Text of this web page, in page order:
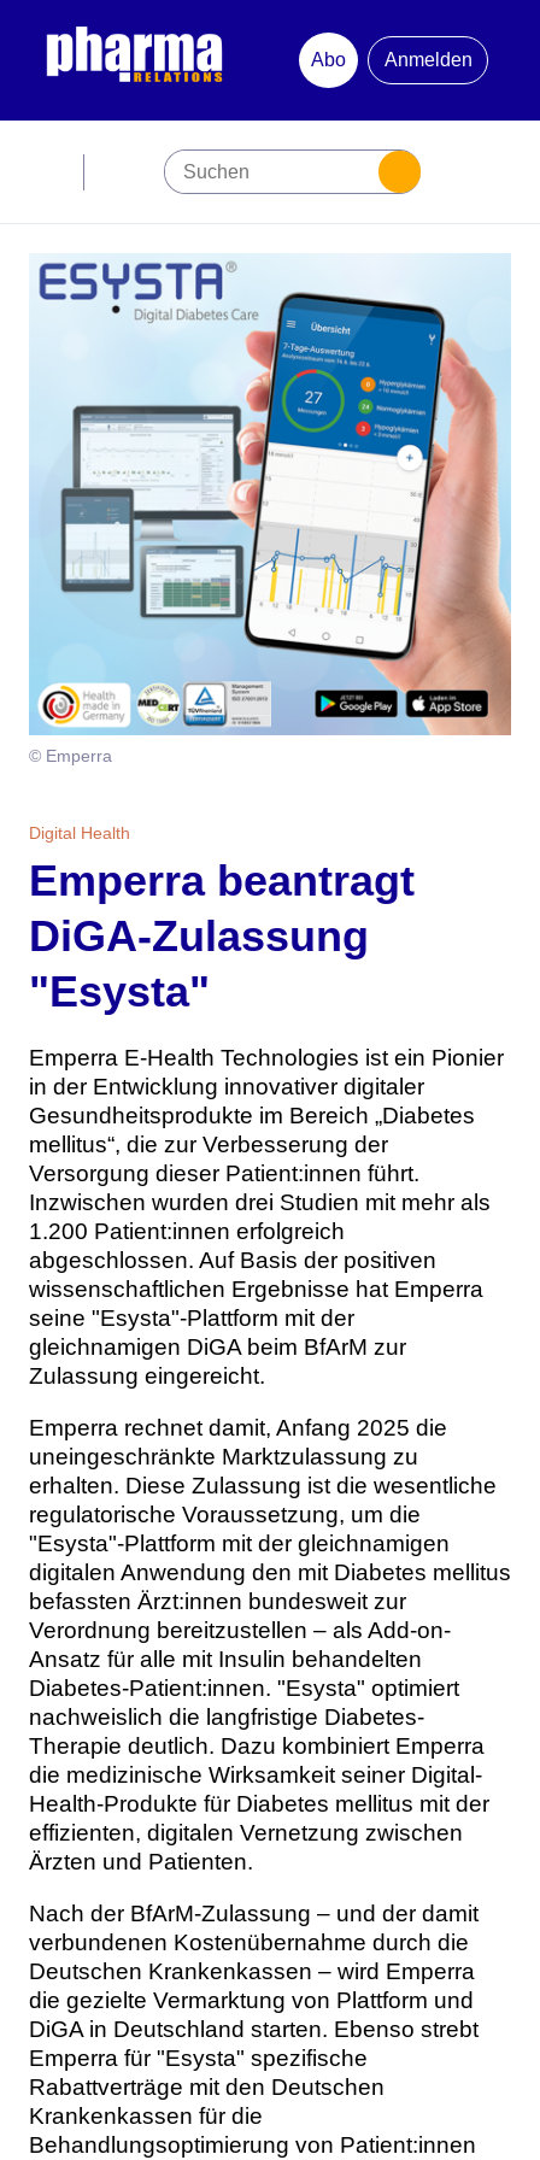
Abo
Anmelden
Premiumpartner
Newsletter
Mediadaten
Themen
Marketing
Studien
Aktuelle Ausgabe
Ausgabenarchiv
Kontakt
Team
© Emperra
Digital Health
Emperra beantragt
DiGA-Zulassung
"Esysta"
Emperra E-Health Technologies ist ein Pionier
in der Entwicklung innovativer digitaler
Gesundheitsprodukte im Bereich „Diabetes
mellitus“, die zur Verbesserung der
Versorgung dieser Patient:innen führt.
Inzwischen wurden drei Studien mit mehr als
1.200 Patient:innen erfolgreich
abgeschlossen. Auf Basis der positiven
wissenschaftlichen Ergebnisse hat Emperra
seine "Esysta"-Plattform mit der
gleichnamigen DiGA beim BfArM zur
Zulassung eingereicht.
Emperra rechnet damit, Anfang 2025 die
uneingeschränkte Marktzulassung zu
erhalten. Diese Zulassung ist die wesentliche
regulatorische Voraussetzung, um die
"Esysta"-Plattform mit der gleichnamigen
digitalen Anwendung den mit Diabetes mellitus
befassten Ärzt:innen bundesweit zur
Verordnung bereitzustellen – als Add-on-
Ansatz für alle mit Insulin behandelten
Diabetes-Patient:innen. "Esysta" optimiert
nachweislich die langfristige Diabetes-
Therapie deutlich. Dazu kombiniert Emperra
die medizinische Wirksamkeit seiner Digital-
Health-Produkte für Diabetes mellitus mit der
effizienten, digitalen Vernetzung zwischen
Ärzten und Patienten.
Nach der BfArM-Zulassung – und der damit
verbundenen Kostenübernahme durch die
Deutschen Krankenkassen – wird Emperra
die gezielte Vermarktung von Plattform und
DiGA in Deutschland starten. Ebenso strebt
Emperra für "Esysta" spezifische
Rabattverträge mit den Deutschen
Krankenkassen für die
Behandlungsoptimierung von Patient:innen